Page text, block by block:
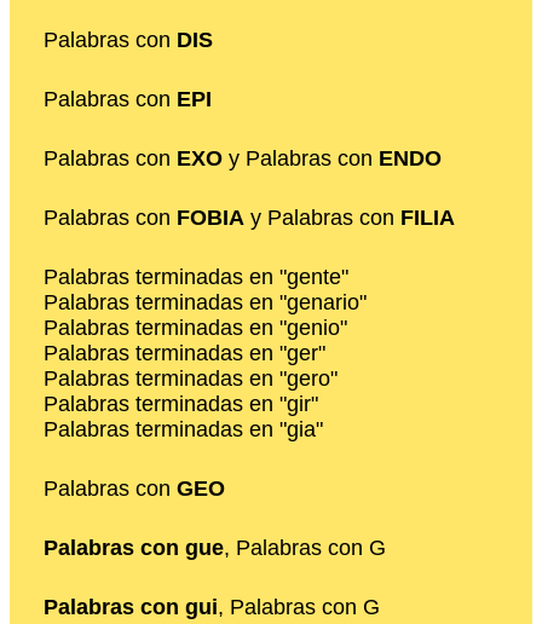
Palabras con DIS
Palabras con EPI
Palabras con EXO y Palabras con ENDO
Palabras con FOBIA y Palabras con FILIA
Palabras terminadas en "gente"
Palabras terminadas en "genario"
Palabras terminadas en "genio"
Palabras terminadas en "ger"
Palabras terminadas en "gero"
Palabras terminadas en "gir"
Palabras terminadas en "gia"
Palabras con GEO
Palabras con gue, Palabras con G
Palabras con gui, Palabras con G